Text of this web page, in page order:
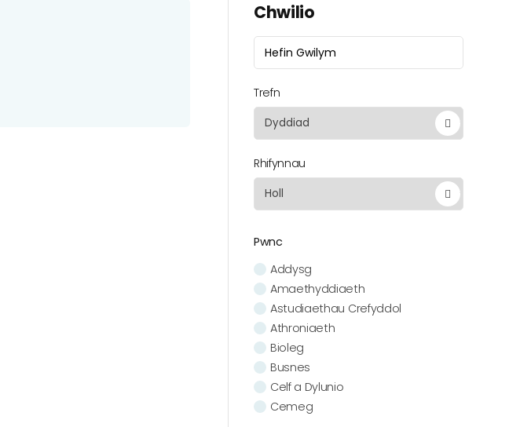
Chwilio
Trefn
Rhifynnau
Pwnc
Addysg
Amaethyddiaeth
Astudiaethau Crefyddol
Athroniaeth
Bioleg
Busnes
Celf a Dylunio
Cemeg